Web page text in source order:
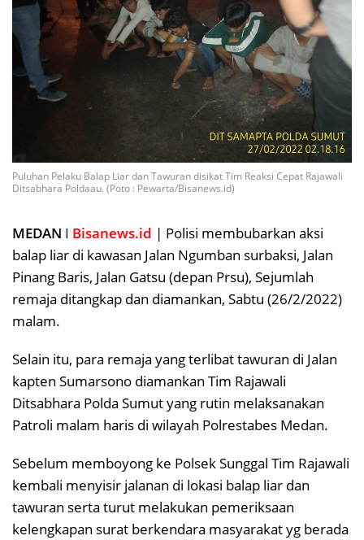
Puluhan Pelaku Balap Liar dan Tawuran disikat Tim Reaksi Cepat Rajawali
Ditsabhara Poldaau. (Poto : Pewarta/Bisanews.id)
MEDAN I Bisanews.id | Polisi membubarkan aksi
balap liar di kawasan Jalan Ngumban surbaksi, Jalan
Pinang Baris, Jalan Gatsu (depan Prsu), Sejumlah
remaja ditangkap dan diamankan, Sabtu (26/2/2022)
malam.
Selain itu, para remaja yang terlibat tawuran di Jalan
kapten Sumarsono diamankan Tim Rajawali
Ditsabhara Polda Sumut yang rutin melaksanakan
Patroli malam haris di wilayah Polrestabes Medan.
Sebelum memboyong ke Polsek Sunggal Tim Rajawali
kembali menyisir jalanan di lokasi balap liar dan
tawuran serta turut melakukan pemeriksaan
kelengkapan surat berkendara masyarakat yg berada